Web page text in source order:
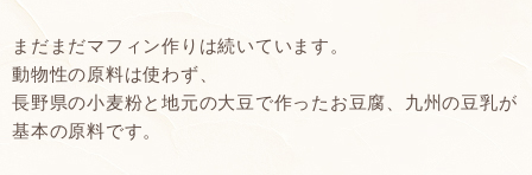
まだまだマフィン作りは続いています。
動物性の原料は使わず、
長野県の小麦粉と地元の大豆で作ったお豆腐、九州の豆乳が
基本の原料です。